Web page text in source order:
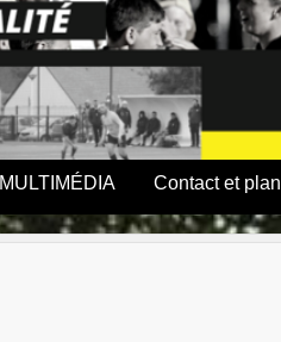
MULTIMÉDIA Contact et plan